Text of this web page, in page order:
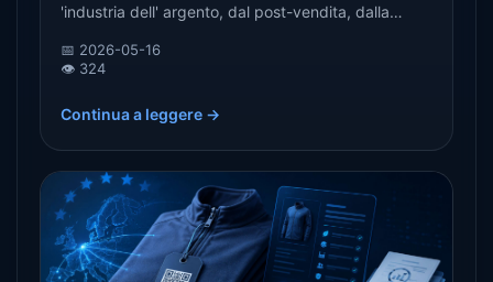
'industria dell' argento, dal post-vendita, dalla
per spiegare perché i prodotti d'argento hanno
registrazioni di verifica di scansione e tracce di
📅 2026-05-16
👁️ 324
Continua a leggere →